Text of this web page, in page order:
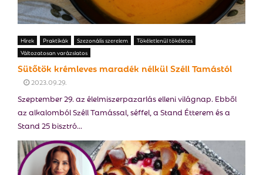
Hírek Praktikák Szezonális szerelem
Tökéletlenül tökéletes
Változatosan varázslatos
Sütőtök krémleves maradék nélkül Széll Tamástól
2023.09.29.
Szeptember 29. az élelmiszerpazarlás elleni világnap. Ebből
az alkalomból Széll Tamással, séffel, a Stand Étterem és a
Stand 25 bisztró...